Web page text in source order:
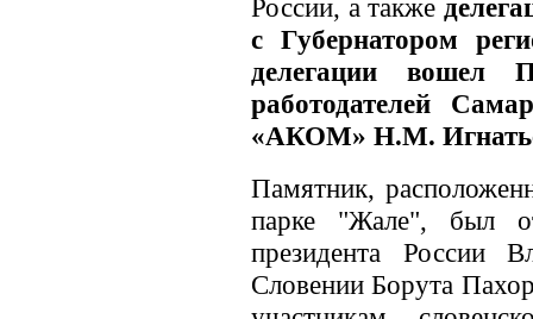
России, а также
с Губернатором
делегации вошел
работодателей
«АКОМ» Н.М.
Памятник,
парке "Жале", был
президента России
Словении Борута